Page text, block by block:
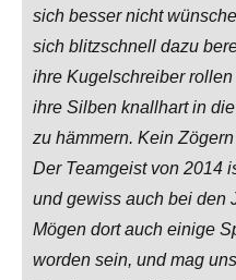
sich besser nicht
sich blitzschnell dazu
ihre Kugelschreiber
ihre Silben knallhart in
zu hämmern. Kein
Der Teamgeist von 2014
und gewiss auch bei den
Mögen dort auch einige
worden sein, und mag